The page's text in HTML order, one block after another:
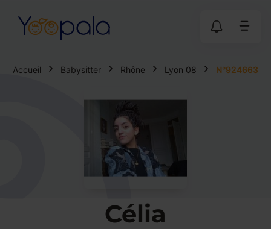
Accueil Babysitter Rhône Lyon 08 N°924663
Célia